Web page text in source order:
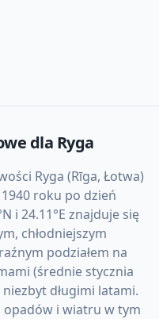
dla Ryga
Ryga (Rīga, Łotwa)
roku po dzień
i 24.11°E znajduje się
chłodniejszym
podziałem na
(średnie stycznia
długimi latami.
i wiatru w tym